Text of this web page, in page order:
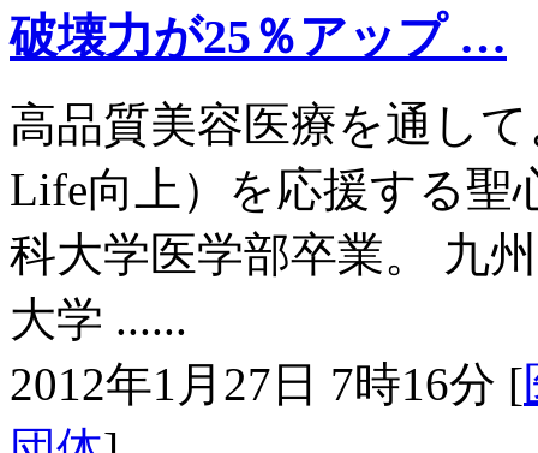
破壊力が25％アップ …
高品質美容医療を通し
Life向上）を応援する聖
科大学医学部卒業。 九
大学 ......
2012年1月27日 7時16分 [